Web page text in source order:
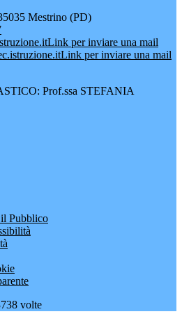
Mestrino (PD)
Link per inviare una mail
Link per inviare una mail
Prof.ssa STEFANIA
Pubblico
volte